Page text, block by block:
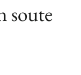
soute